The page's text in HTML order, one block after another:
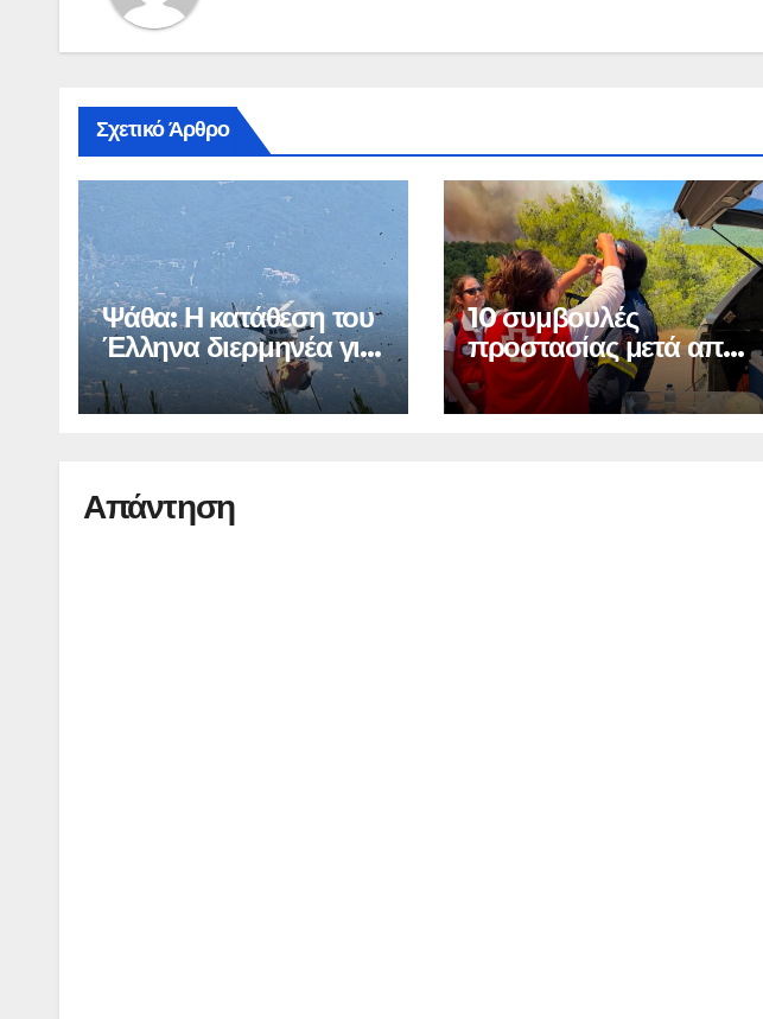
Σχετικό Άρθρο
Ψάθα: Η κατάθεση του
Έλληνα διερμηνέα για
τη σύγκρουση
10 συμβουλές
προστασίας μετά από
πυρκαγιά
Απάντηση